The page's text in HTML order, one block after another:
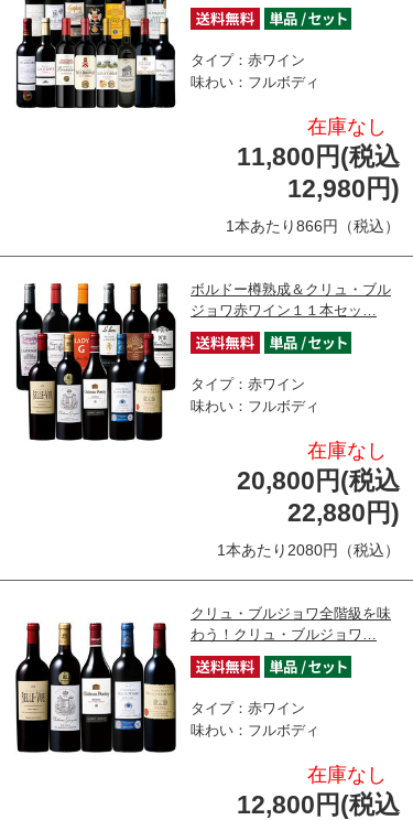
タイプ：赤ワイン
味わい：フルボディ
在庫なし
11,800円(税込
12,980円)
1本あたり866円（税込）
ボルドー樽熟成＆クリュ・ブル
ジョワ赤ワイン１１本セッ…
タイプ：赤ワイン
味わい：フルボディ
在庫なし
20,800円(税込
22,880円)
1本あたり2080円（税込）
クリュ・ブルジョワ全階級を味
わう！クリュ・ブルジョワ…
タイプ：赤ワイン
味わい：フルボディ
在庫なし
12,800円(税込